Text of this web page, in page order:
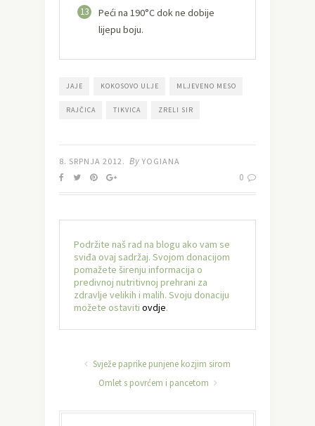
13
Peći na 190°C dok ne dobije
lijepu boju.
JAJE KOKOSOVO ULJE MLJEVENO MESO
RAJČICA TIKVICA ZRELI SIR
8. SRPNJA 2012. By YOGIANA
0
Podržite naš rad na blogu ako vam se
sviđa ovaj sadržaj. Svojom donacijom
pomažete širenju informacija o
predivnoj nutritivnoj prehrani za
zdravlje velikih i malih. Svoju donaciju
možete ostaviti ovdje.
Svježe paprike punjene kozjim sirom
Omlet s povrćem i pancetom